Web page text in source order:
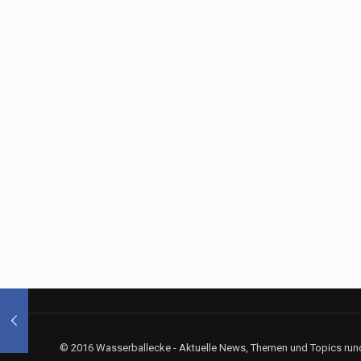
© 2016 Wasserballecke - Aktuelle News, Themen und Topics